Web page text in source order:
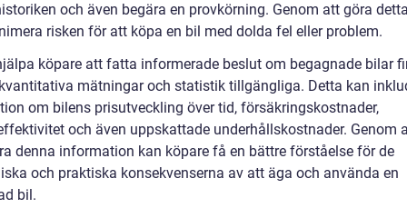
och även begära en provkörning. Genom att göra
risken för att köpa en bil med dolda fel eller problem.
köpare att fatta informerade beslut om begagnade bilar
mätningar och statistik tillgängliga. Detta kan
om bilens prisutveckling över tid, försäkringskostnader,
och även uppskattade underhållskostnader. Genom
denna information kan köpare få en bättre förståelse för de
och praktiska konsekvenserna av att äga och använda en
bil.